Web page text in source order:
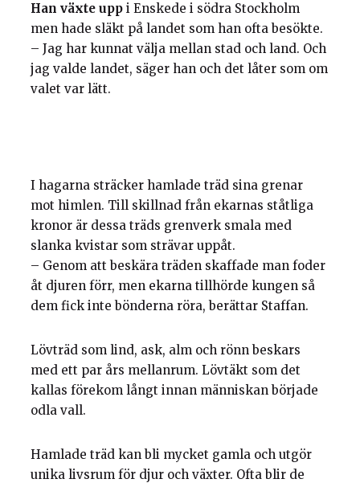
Han växte upp i Enskede i södra Stockholm
men hade släkt på landet som han ofta besökte.
– Jag har kunnat välja mellan stad och land. Och
jag valde landet, säger han och det låter som om
valet var lätt.
I hagarna sträcker hamlade träd sina grenar
mot himlen. Till skillnad från ekarnas ståtliga
kronor är dessa träds grenverk smala med
slanka kvistar som strävar uppåt.
– Genom att beskära träden skaffade man foder
åt djuren förr, men ekarna tillhörde kungen så
dem fick inte bönderna röra, berättar Staffan.
Lövträd som lind, ask, alm och rönn beskars
med ett par års mellanrum. Lövtäkt som det
kallas förekom långt innan människan började
odla vall.
Hamlade träd kan bli mycket gamla och utgör
unika livsrum för djur och växter. Ofta blir de